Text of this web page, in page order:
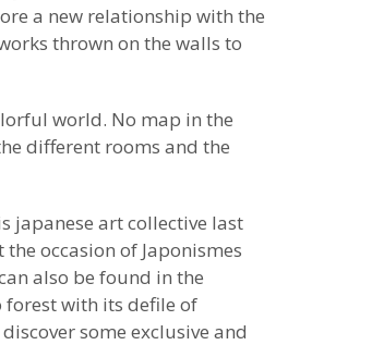
a new relationship with the
thrown on the walls to
world. No map in the
different rooms and the
japanese art collective last
occasion of Japonismes
also be found in the
forest with its defile of
some exclusive and